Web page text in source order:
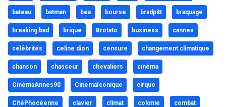
bateau batman bea bourse bradpitt braquage
breaking bad brique Brotato business cannes
célébrités celine dion censure changement climatique
chanson chasseur chevaliers cinéma
CinémaAnnes90 CinemaIconique cirque
CitéPhocéenne clavier climat colonie combat